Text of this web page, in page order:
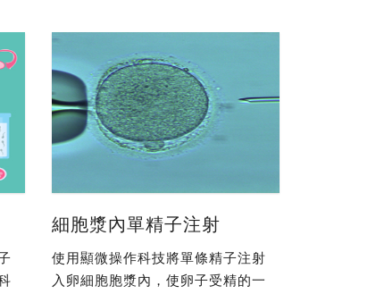
細胞漿內單精子注射
使用顯微操作科技將單條精子注射
入卵細胞胞漿內，使卵子受精的一